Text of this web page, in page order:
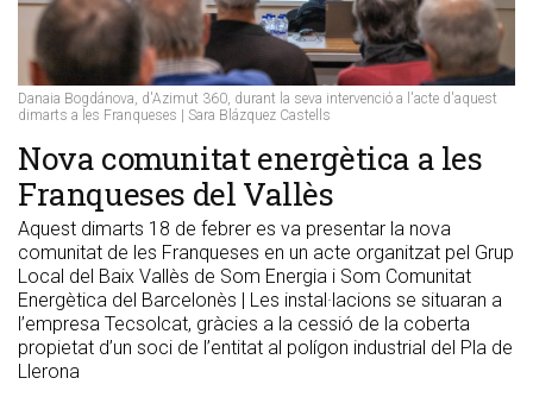
Danaia Bogdánova, d'Azimut 360, durant la seva intervenció a l'acte d'aquest
dimarts a les Franqueses | Sara Blázquez Castells
Nova comunitat energètica a les
Franqueses del Vallès
Aquest dimarts 18 de febrer es va presentar la nova
comunitat de les Franqueses en un acte organitzat pel Grup
Local del Baix Vallès de Som Energia i Som Comunitat
Energètica del Barcelonès | Les instal·lacions se situaran a
l’empresa Tecsolcat, gràcies a la cessió de la coberta
propietat d’un soci de l’entitat al polígon industrial del Pla de
Llerona